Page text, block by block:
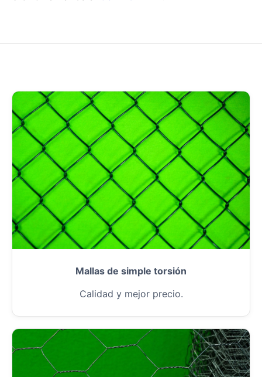
Mallas de simple torsión
Calidad y mejor precio.